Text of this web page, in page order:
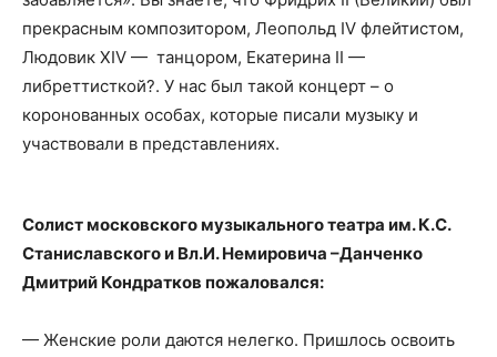
прекрасным композитором, Леопольд IV флейтистом,
Людовик XIV — танцором, Екатерина II —
либреттисткой?. У нас был такой концерт – о
коронованных особах, которые писали музыку и
участвовали в представлениях.
Солист московского музыкального театра им. К.С.
Станиславского и Вл.И. Немировича –Данченко
Дмитрий Кондратков пожаловался:
— Женские роли даются нелегко. Пришлось освоить